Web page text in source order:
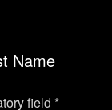
Name